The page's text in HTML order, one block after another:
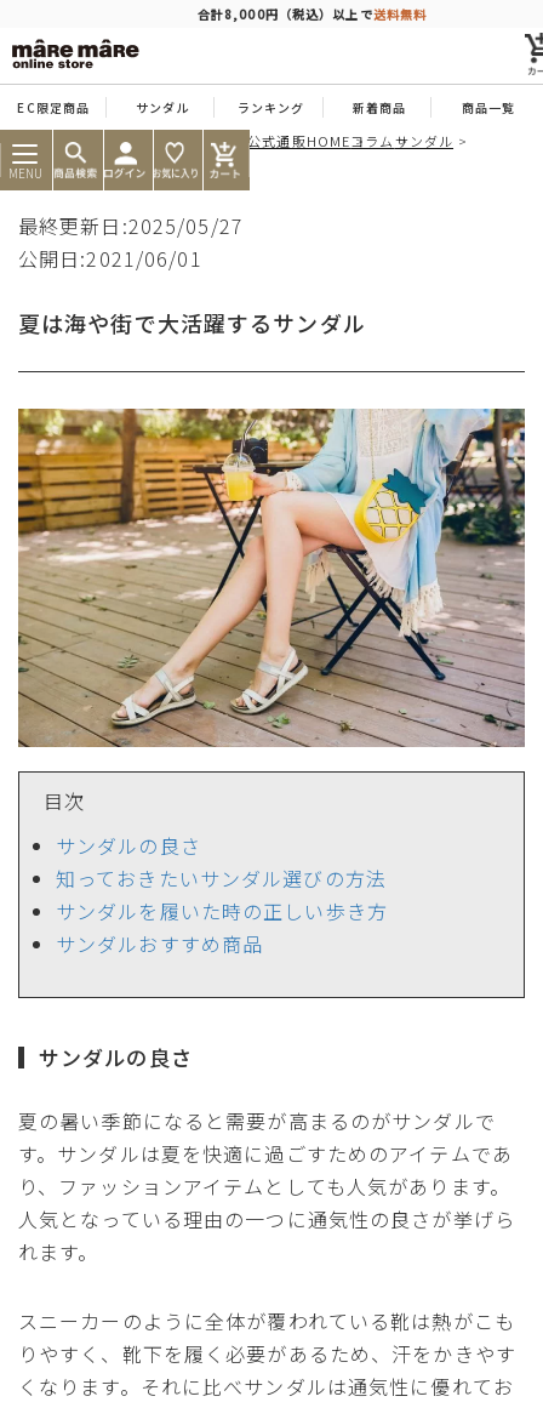
合計8,000円（税込）以上で送料無料
EC限定商品 サンダル ランキング 新着商品 商品一覧
MENU
痛くならない靴ならマーレマーレ公式通販HOMEコラムサンダル
夏は海や街で大活躍するサンダル
最終更新日:2025/05/27
公開日:2021/06/01
夏は海や街で大活躍するサンダル
目次
サンダルの良さ
知っておきたいサンダル選びの方法
サンダルを履いた時の正しい歩き方
サンダルおすすめ商品
サンダルの良さ
夏の暑い季節になると需要が高まるのがサンダルで
す。サンダルは夏を快適に過ごすためのアイテムであ
り、ファッションアイテムとしても人気があります。
人気となっている理由の一つに通気性の良さが挙げら
れます。
スニーカーのように全体が覆われている靴は熱がこも
りやすく、靴下を履く必要があるため、汗をかきやす
くなります。それに比べサンダルは通気性に優れてお
商品を探す
人気ワード #コンフォート #パンプス #スニーカー #ブーツ
タイプ
特徴
ブランド
カラー
サイズ
ヒールの高さ
絞り込んで検索する